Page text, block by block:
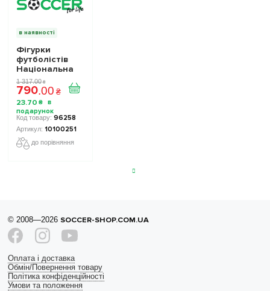
в наявності
Фігурки
футболістів
Національна
Збірна України
TOP FOOTBALL
STARS
Collection 2
10100251
1 317.00 ₴
790.00 ₴
23.70 ₴
96258
10100251
до порівняння
© 2008—2026 SOCCER-SHOP.COM.UA
Оплата і доставка
Обмін/Повернення товару
Політика конфіденційності
Умови та положення